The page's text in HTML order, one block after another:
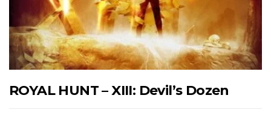
ROYAL HUNT – XIII: Devil’s Dozen